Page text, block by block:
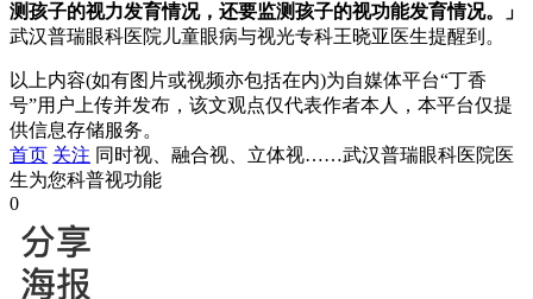
测孩子的视力发育情况，还要监测孩子的视功能发育情况。」
武汉普瑞眼科医院儿童眼病与视光专科王晓亚医生提醒到。
以上内容(如有图片或视频亦包括在内)为自媒体平台“丁香
号”用户上传并发布，该文观点仅代表作者本人，本平台仅提
供信息存储服务。
首页 关注 同时视、融合视、立体视……武汉普瑞眼科医院医
生为您科普视功能
0